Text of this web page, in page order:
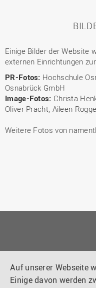
Auf unserer Webseite
Einige davon werden
Einige Bilder der Website
externen Einrichtungen
PR-Fotos: Hochschule
Osnabrück GmbH
Image-Fotos: Christa
Oliver Pracht, Aileen Rogge
Weitere Fotos von
LINKS
Impressum